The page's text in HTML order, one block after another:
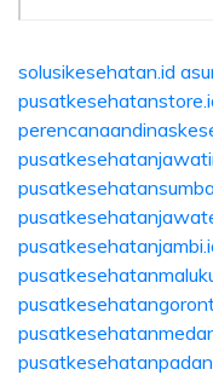
solusikesehatan.id